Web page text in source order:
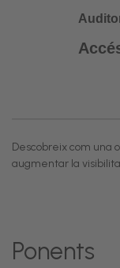
Descobreix com una
augmentar la
Ponents